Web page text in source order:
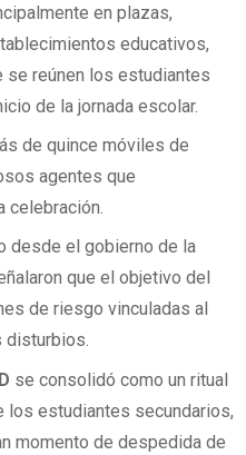
en plazas,
educativos,
se reúnen los estudiantes
de la jornada escolar.
de quince móviles de
agentes que
celebración.
desde el gobierno de la
que el objetivo del
de riesgo vinculadas al
disturbios.
se consolidó como un ritual
los estudiantes secundarios,
momento de despedida de